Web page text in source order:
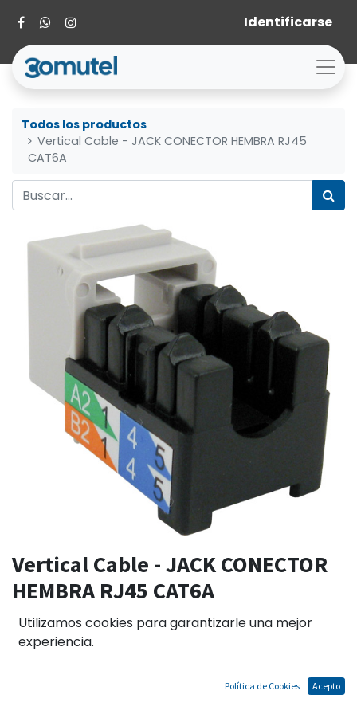
Identificarse
Todos los productos
Vertical Cable - JACK CONECTOR HEMBRA RJ45
CAT6A
Vertical Cable - JACK CONECTOR
HEMBRA RJ45 CAT6A
El precio no incluye IGV
Utilizamos cookies para garantizarle una mejor
experiencia.
Política de Cookies Acepto